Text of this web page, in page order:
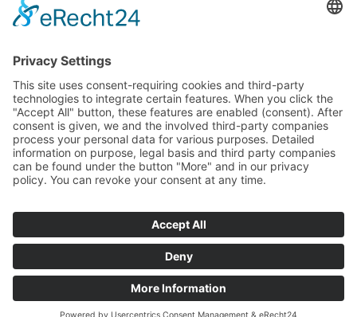
Celler Schwimm-Club e.V.
77er Strasse
29221 Celle
Achtung
Dies ist keine Postanschrift
© 2026 Celler Schwimm-Club e.V.
Kontakt Impressum Datenschutz